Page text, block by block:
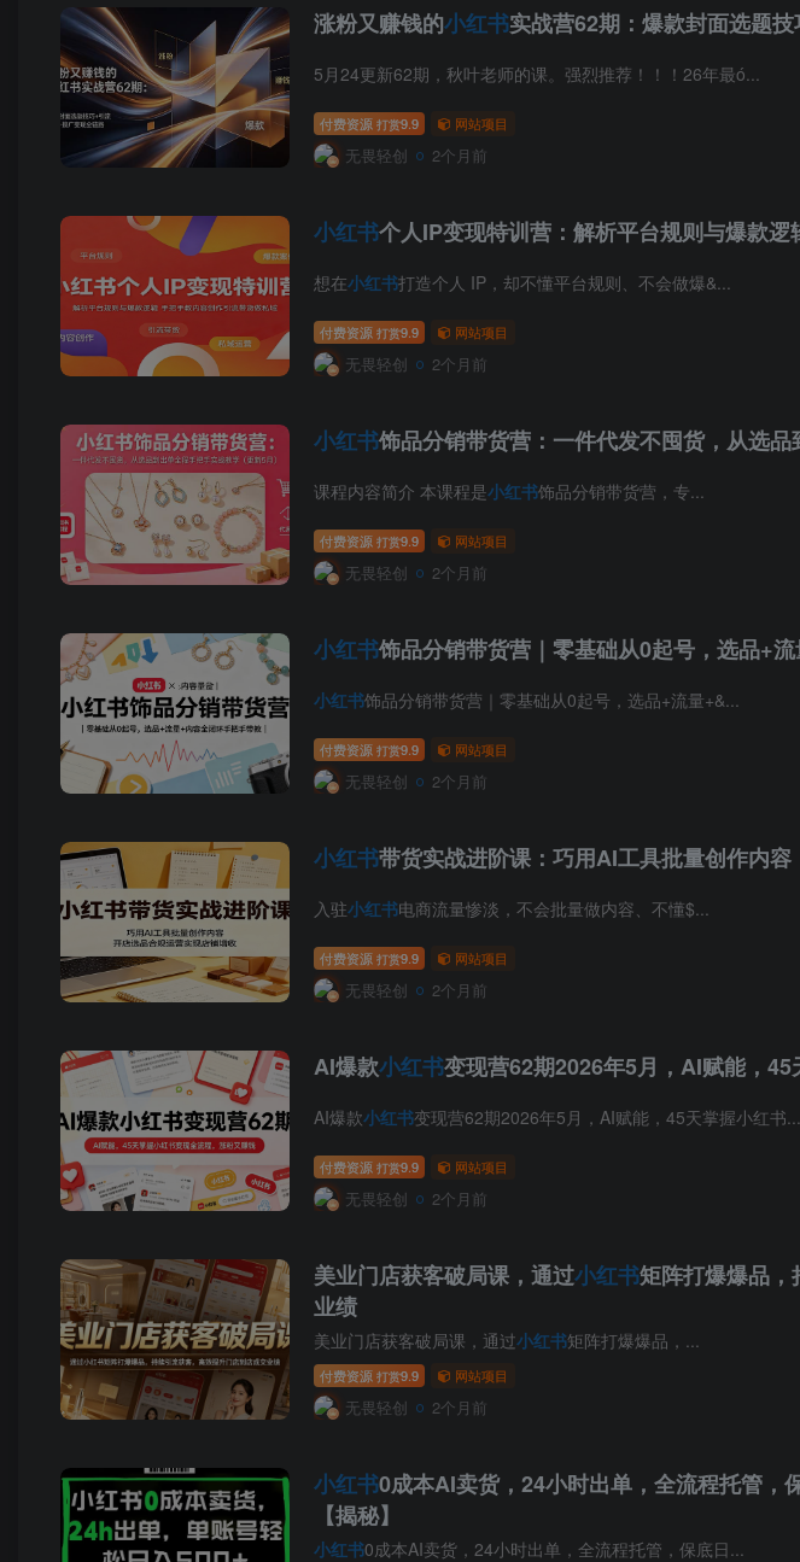
涨粉又赚钱的小红书实战营62期：爆款封面选题
5月24更新62期，秋叶老师的课。强烈推荐！！！26年最ó...
付费资源 打赏9.9 网站项目
无畏轻创 2个月前
小红书个人IP变现特训营：解析平台规则与爆款
想在小红书打造个人 IP，却不懂平台规则、不会做爆&...
付费资源 打赏9.9 网站项目
无畏轻创 2个月前
小红书饰品分销带货营：一件代发不囤货，从选
课程内容简介 本课程是小红书饰品分销带货营，专...
付费资源 打赏9.9 网站项目
无畏轻创 2个月前
小红书饰品分销带货营｜零基础从0起号，选品+
小红书饰品分销带货营｜零基础从0起号，选品+流量+&...
付费资源 打赏9.9 网站项目
无畏轻创 2个月前
小红书带货实战进阶课：巧用AI工具批量创作内
入驻小红书电商流量惨淡，不会批量做内容、不懂$...
付费资源 打赏9.9 网站项目
无畏轻创 2个月前
AI爆款小红书变现营62期2026年5月，AI赋能，
AI爆款小红书变现营62期2026年5月，AI赋能，45天掌握小红书...
付费资源 打赏9.9 网站项目
无畏轻创 2个月前
美业门店获客破局课，通过小红书矩阵打爆爆品
业绩
美业门店获客破局课，通过小红书矩阵打爆爆品，...
付费资源 打赏9.9 网站项目
无畏轻创 2个月前
小红书0成本AI卖货，24小时出单，全流程托管，
【揭秘】
小红书0成本AI卖货，24小时出单，全流程托管，保底日...